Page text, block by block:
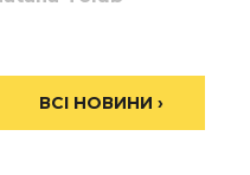
ВСІ НОВИНИ ›